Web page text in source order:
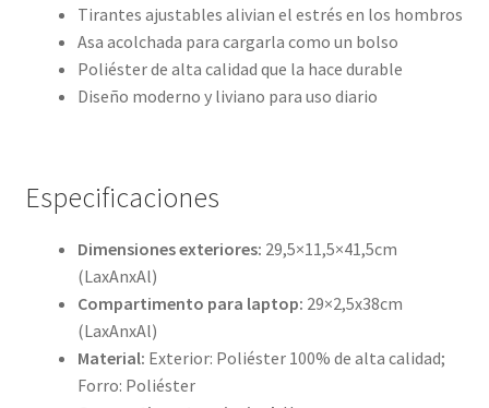
Tirantes ajustables alivian el estrés en los hombros
Asa acolchada para cargarla como un bolso
Poliéster de alta calidad que la hace durable
Diseño moderno y liviano para uso diario
Especificaciones
Dimensiones exteriores: 29,5×11,5×41,5cm
(LaxAnxAl)
Compartimento para laptop: 29×2,5x38cm
(LaxAnxAl)
Material: Exterior: Poliéster 100% de alta calidad;
Forro: Poliéster